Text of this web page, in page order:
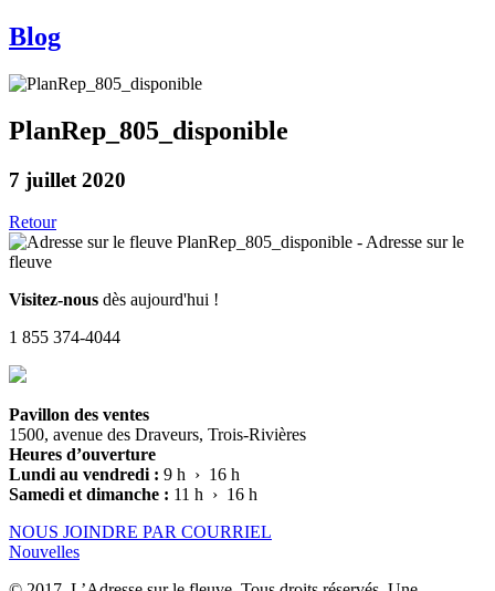
Blog
PlanRep_805_disponible
7 juillet 2020
Retour
Visitez-nous dès aujourd'hui !
1 855 374-4044
Pavillon des ventes
1500, avenue des Draveurs, Trois-Rivières
Heures d’ouverture
Lundi au vendredi : 9 h › 16 h
Samedi et dimanche : 11 h › 16 h
NOUS JOINDRE PAR COURRIEL
Nouvelles